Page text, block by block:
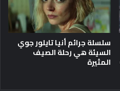
سلسلة جرائم أنيا تايلور جوي
السيئة هي رحلة الصيف
المثيرة